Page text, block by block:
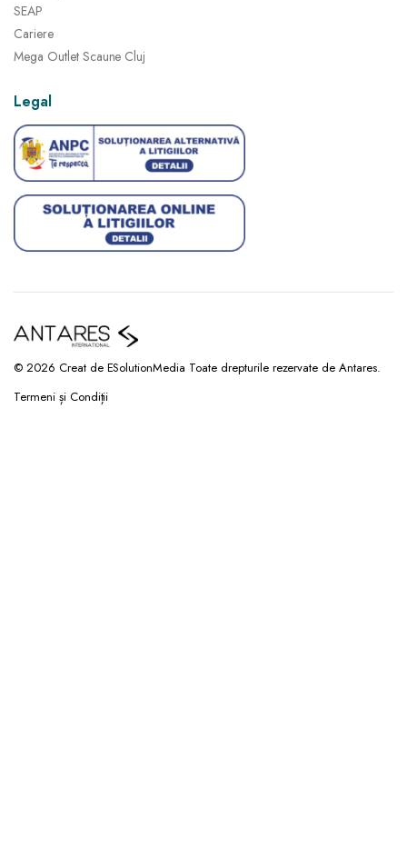
SEAP
Cariere
Mega Outlet Scaune Cluj
Legal
© 2026 Creat de ESolutionMedia Toate drepturile rezervate de Antares.
Termeni și Condiții